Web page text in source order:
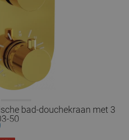
bad-douchekraan met 3
50